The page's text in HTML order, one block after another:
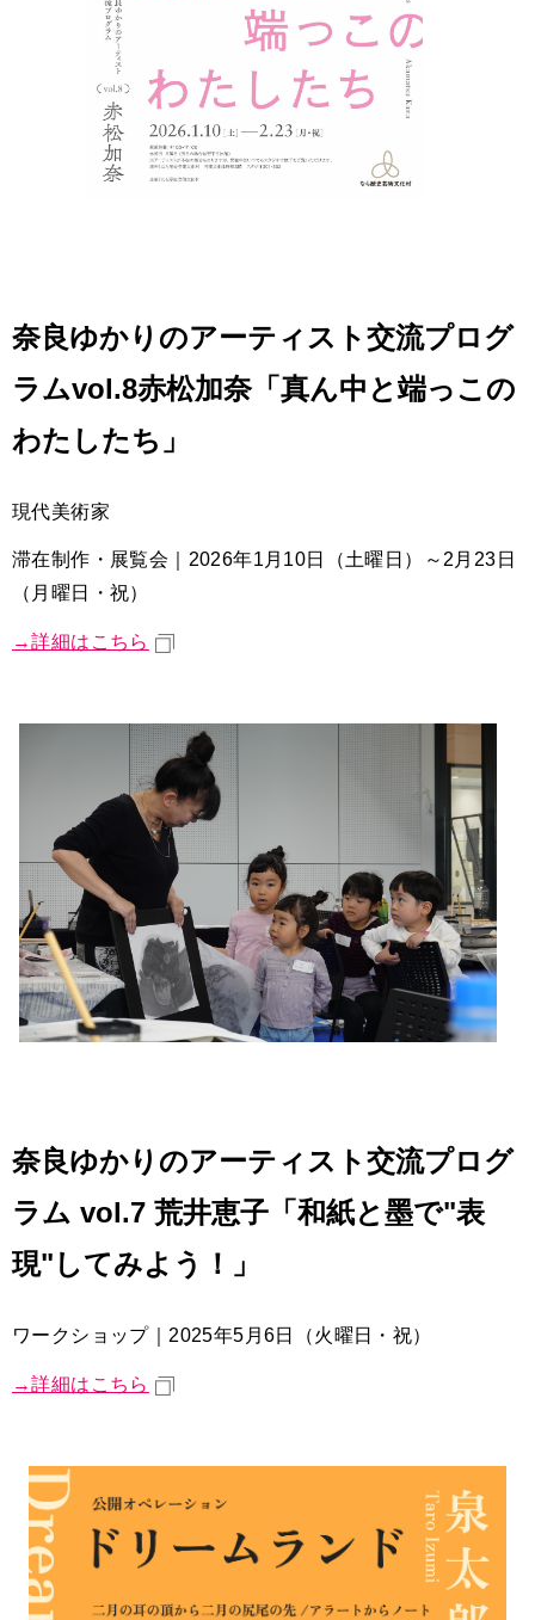
奈良ゆかりのアーティスト交流プログ
ラムvol.8赤松加奈「真ん中と端っこの
わたしたち」
現代美術家
滞在制作・展覧会｜2026年1月10日（土曜日）～2月23日
（月曜日・祝）
→詳細はこちら
奈良ゆかりのアーティスト交流プログ
ラム vol.7 荒井恵子「和紙と墨で"表
現"してみよう！」
ワークショップ｜2025年5月6日（火曜日・祝）
→詳細はこちら